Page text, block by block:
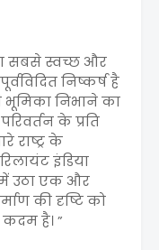
सबसे स्वच्छ और
निष्कर्ष है
भूमिका निभाने का
के प्रति
राष्ट्र के
इंडिया
में उठा एक और
की दृष्टि को
है। ”